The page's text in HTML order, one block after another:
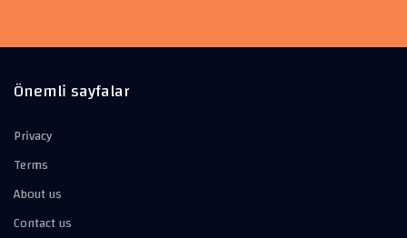
Önemli sayfalar
Privacy
Terms
About us
Contact us